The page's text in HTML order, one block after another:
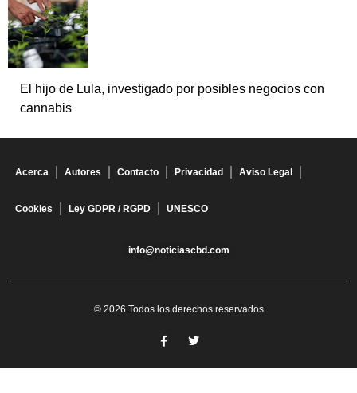
El hijo de Lula, investigado por posibles negocios con
cannabis
Acerca Autores Contacto Privacidad Aviso Legal
Cookies Ley GDPR / RGPD UNESCO
info@noticiascbd.com
© 2026 Todos los derechos reservados